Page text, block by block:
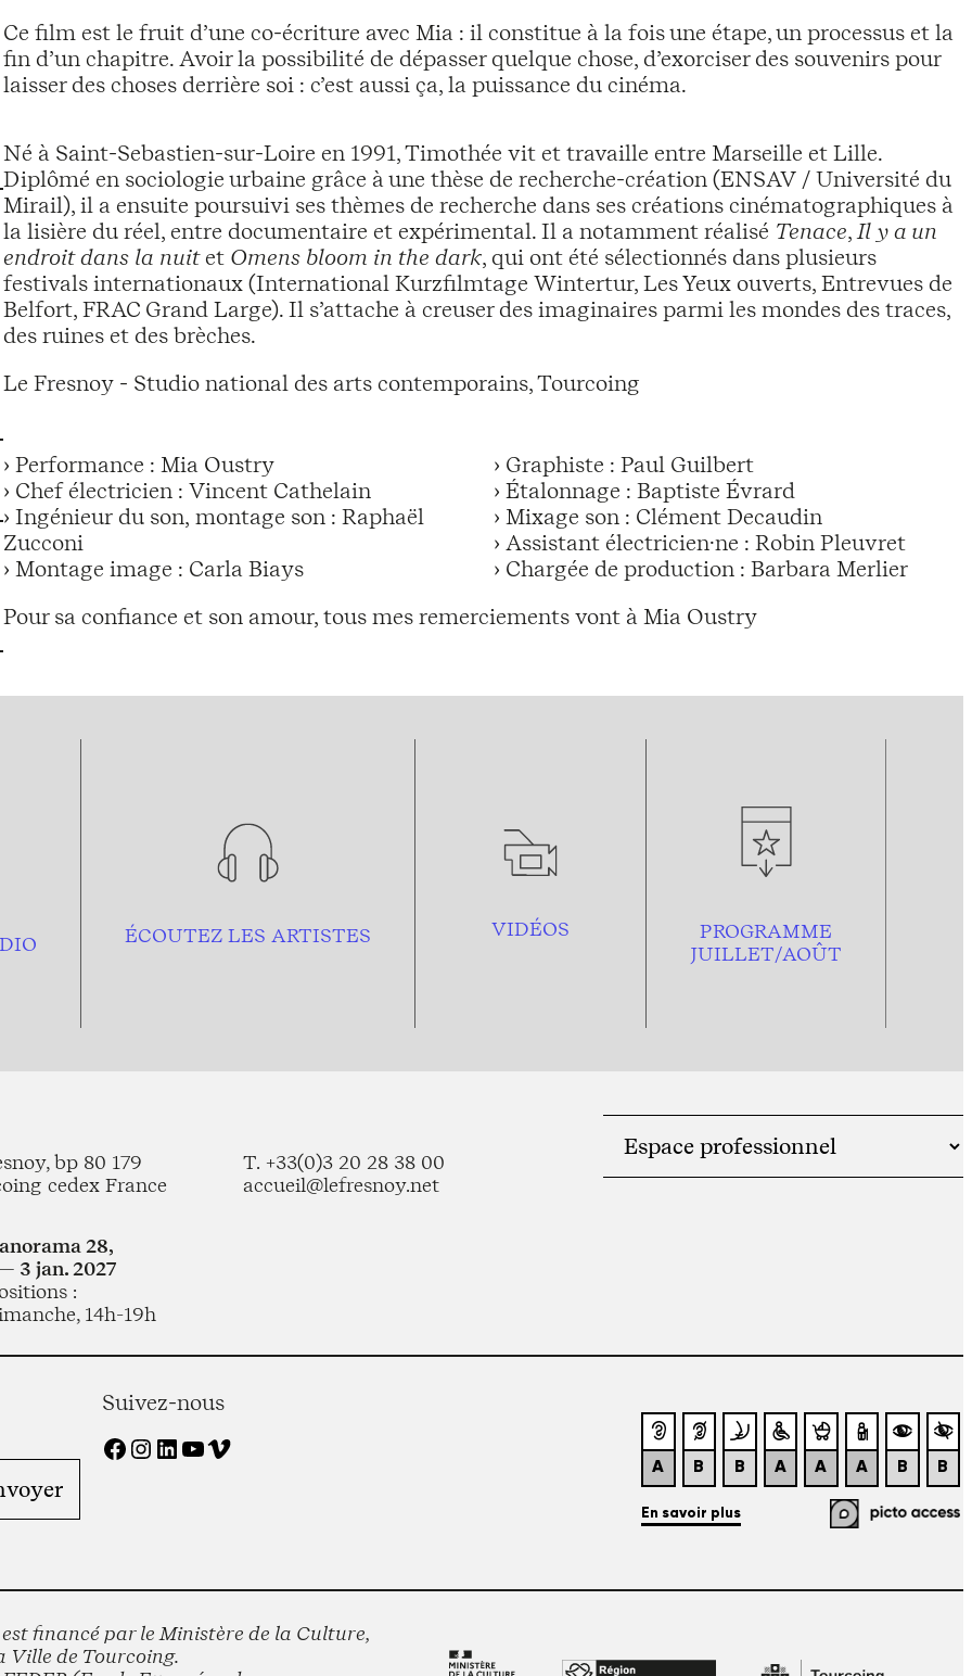
Ce film est le fruit d’une co-écriture avec Mia : il constitue à la fois une étape, un processus et la
fin d’un chapitre. Avoir la possibilité de dépasser quelque chose, d’exorciser des souvenirs pour
laisser des choses derrière soi : c’est aussi ça, la puissance du cinéma.
Né à Saint-Sebastien-sur-Loire en 1991, Timothée vit et travaille entre Marseille et Lille.
Diplômé en sociologie urbaine grâce à une thèse de recherche-création (ENSAV / Université du
Mirail), il a ensuite poursuivi ses thèmes de recherche dans ses créations cinématographiques à
la lisière du réel, entre documentaire et expérimental. Il a notamment réalisé Tenace,Il y a un
endroit dans la nuitet Omens bloom in the dark, qui ont été sélectionnés dans plusieurs
festivals internationaux (International Kurzfilmtage Wintertur, Les Yeux ouverts, Entrevues de
Belfort, FRAC Grand Large). Il s’attache à creuser des imaginaires parmi les mondes des traces,
des ruines et des brèches.
Le Fresnoy - Studio national des arts contemporains, Tourcoing
› Performance : Mia Oustry
› Chef électricien : Vincent Cathelain
› Ingénieur du son, montage son : Raphaël
Zucconi
› Montage image : Carla Biays
› Graphiste : Paul Guilbert
› Étalonnage : Baptiste Évrard
› Mixage son : Clément Decaudin
› Assistant électricien·ne : Robin Pleuvret
› Chargée de production : Barbara Merlier
Pour sa confiance et son amour, tous mes remerciements vont à Mia Oustry
ÉCOUTEZ LES ARTISTES VIDÉOS
PROGRAMME
JUILLET/AOÛT
bp 80 179
cedex France
T. +33(0)3 20 28 38 00
accueil@lefresnoy.net
28,
3 jan. 2027
:
14h-19h
Suivez-nous
Facebook Instagram LinkedIn YouTube Vimeo
financé par le Ministère de la Culture,
Ville de Tourcoing.